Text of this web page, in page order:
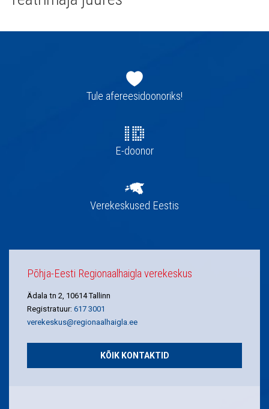
navigatsioonTule afereesidoonoriks!
E-doonor
Verekeskused Eestis
Põhja-Eesti Regionaalhaigla verekeskus
Ädala tn 2, 10614 Tallinn
Registratuur: 617 3001
verekeskus@regionaalhaigla.ee
KÕIK KONTAKTID